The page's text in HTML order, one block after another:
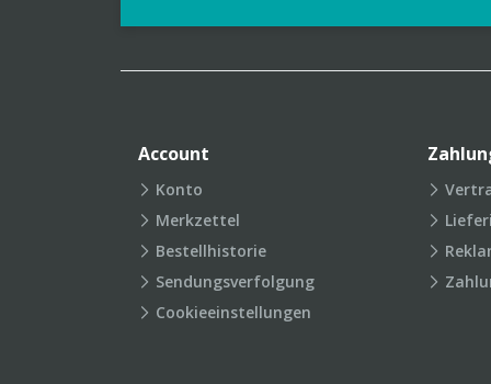
Account
Konto
Merkzettel
Bestellhistorie
Sendungsverfolgung
Cookieeinstellungen